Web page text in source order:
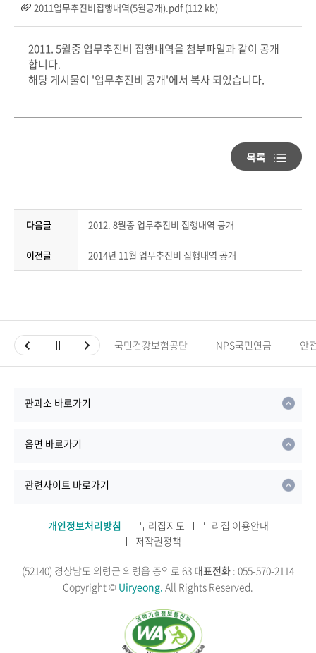
2011업무추진비집행내역(5월공개).pdf (112 kb)
2011. 5월중 업무추진비 집행내역을 첨부파일과 같이 공개
합니다.
해당 게시물이 '업무추진비 공개'에서 복사 되었습니다.
다음글 2012. 8월중 업무추진비 집행내역 공개
이전글 2014년 11월 업무추진비 집행내역 공개
국민건강보험공단 NPS국민연금 안
관과소 바로가기
읍면 바로가기
관련사이트 바로가기
개인정보처리방침 누리집지도
누리집 이용안내
저작권정책
(52140) 경상남도 의령군 의령읍 충익로 63 대표전화 : 055-570-2114
Copyright © Uiryeong. All Rights Reserved.